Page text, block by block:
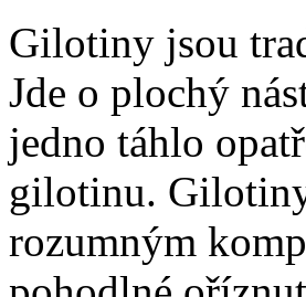
Gilotiny jsou
Jde o plochý
jedno táhlo
gilotinu.
rozumným